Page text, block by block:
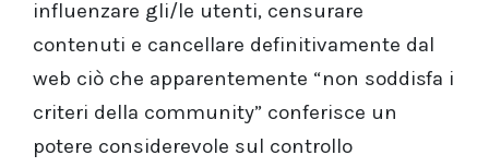
influenzare gli/le utenti, censurare
contenuti e cancellare definitivamente dal
web ciò che apparentemente “non soddisfa i
criteri della community” conferisce un
potere considerevole sul controllo